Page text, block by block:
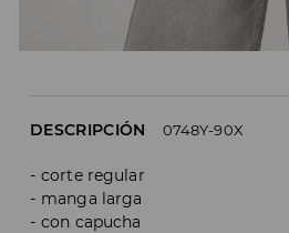
DESCRIPCIÓN 0748Y-90X
corte regular
manga larga
con capucha